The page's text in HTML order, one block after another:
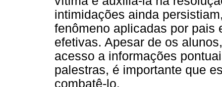
intimidações ainda
fenômeno aplicadas por pais
efetivas. Apesar de os
acesso a informações
palestras, é importante que
combatê-lo.